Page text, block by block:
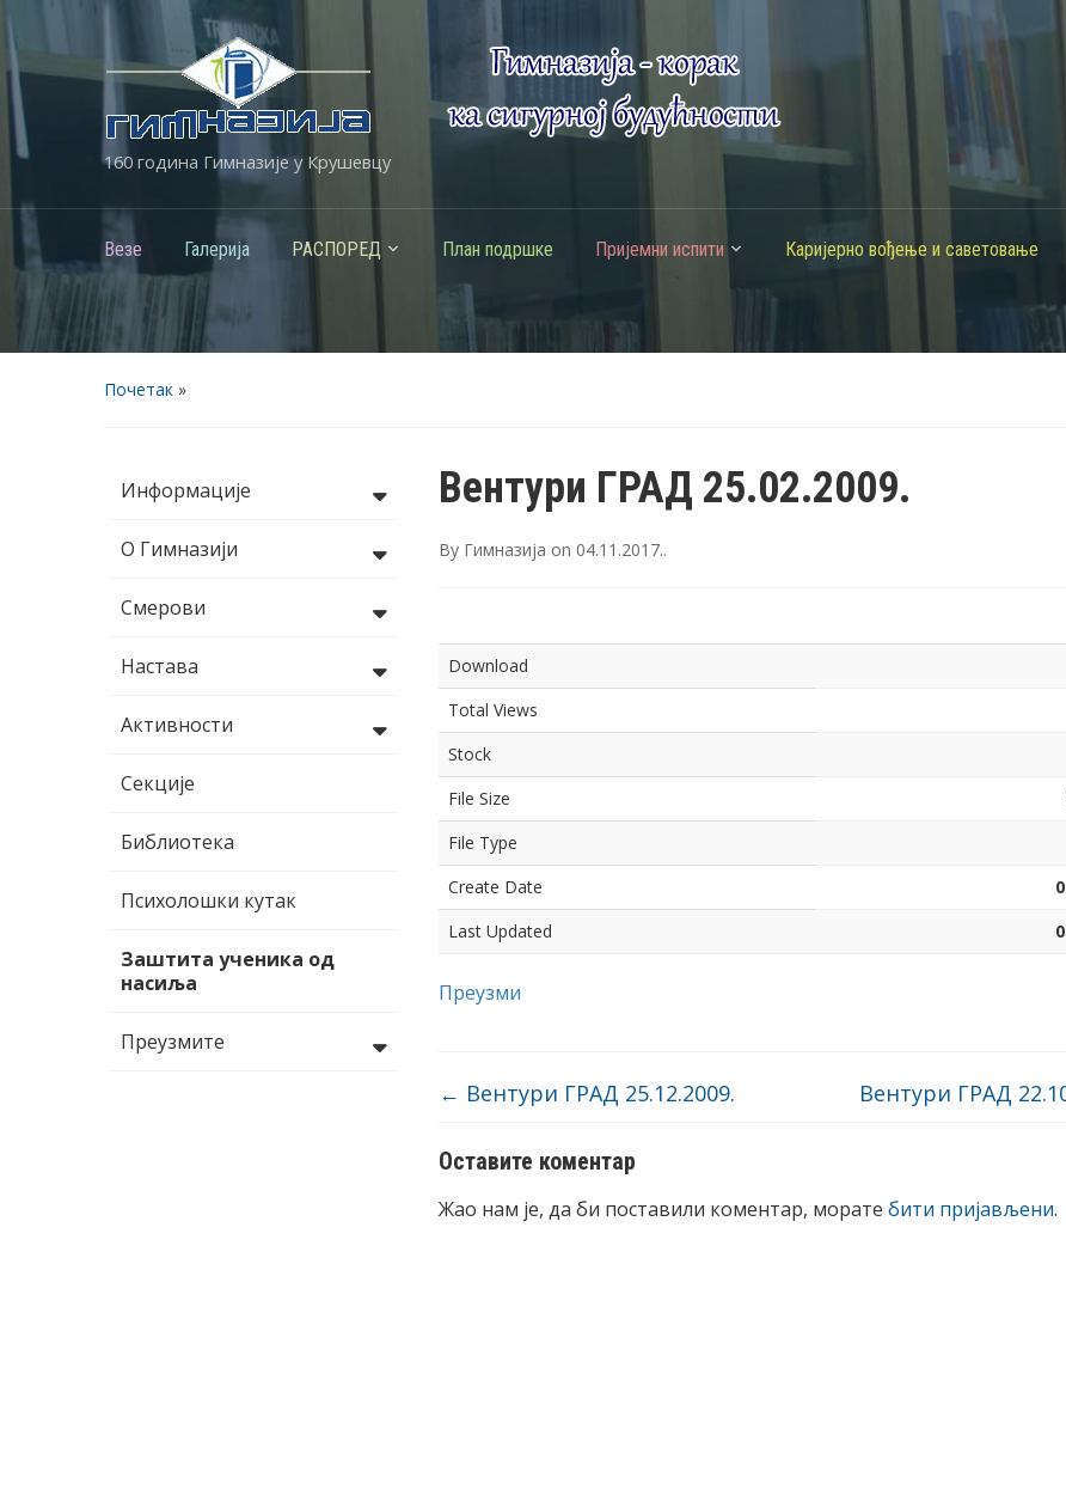
160 година Гимназије у Крушевцу
Везе Галерија РАСПОРЕД План подршке Пријемни испити Каријерно вођење и саветовање
Почетак »
Информације
О Гимназији
Смерови
Настава
Активности
Секције
Библиотека
Психолошки кутак
Заштита ученика од
насиља
Преузмите
Вентури ГРАД 25.02.2009.
By Гимназија on 04.11.2017..
Download
Total Views
Stock
File Size
File Type
Create Date
Last Updated
Преузми
← Вентури ГРАД 25.12.2009. Вентури ГРАД
Оставите коментар
Жао нам је, да би поставили коментар, морате бити пријављени.